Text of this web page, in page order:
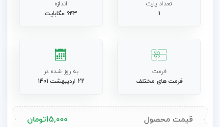
تعداد پارت
1
اندازه
643 مگابایت
فرمت
فرمت های مختلف
به روز شده در
22 اردیبهشت 1401
قیمت محصول 15,000تومان